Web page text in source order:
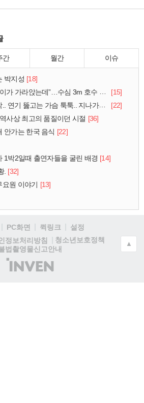
간 월간 이슈
박지성 [18]
라앉는데”…수심 3m 호수 뛰어든 60대 의인
[15]
뚫고는 가슴 툭툭.. 지나가던 아재의 정체
[22]
사상 최고의 품질이던 시절 [36]
안가는 한국 음식 [22]
1박2일때 출연자들을 굴린 배경 [14]
. [32]
요원 이야기 [13]
PC화면 퀵링크
설정
정보처리방침
청소년보호정책
법촬영물신고안내
(주)
인
▲